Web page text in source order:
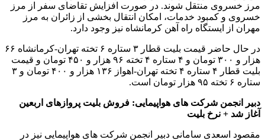
مرز خسروی منتقل شوند. در صورت افزایش تقاضای سفر از مرز
خسروی و کمبود خدمات، امکان انتقال بخشی از زائران به مرز
مهران از ایستگاه راه آهن کرمانشاه نیز وجود دارد.
در حال حاضر قیمت بلیت قطار ۳ ستاره ۶ تخته تهران-کرمانشاه ۶۶
هزار و ۳۰۰ تومان و ۴ ستاره ۴ تخته ۹۶ هزار و ۴۵۰ تومان و قیمت
بلیت قطار ۴ ستاره ۴ تخته تهران-اهواز ۱۳۶ هزار و ۴۰۰ تومان و ۳
ستاره ۶ تخته ۹۵ هزار تومان است.
دبیر انجمن شرکت های هواپیمایی: فروش بلیت پروازهای اربعین
آغاز شد + نرخ بلیت
مقصود اسعدی سامانی دبیر انجمن شرکت های هواپیمایی نیز در